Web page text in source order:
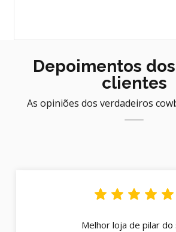
Depoimentos
clientes
As opiniões dos verdadeiros
Melhor loja de pilar do